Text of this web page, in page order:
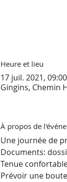
Heure et lieu
17 juil. 2021,
Gingins, Chemin
À propos de
Une journée de
Documents:
Tenue
Prévoir une